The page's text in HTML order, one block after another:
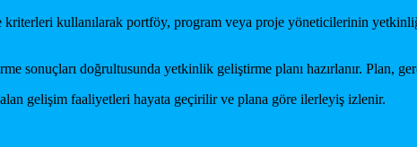
kriterleri kullanılarak portföy, program veya proje yöneticilerinin
sonuçları doğrultusunda yetkinlik geliştirme planı hazırlanır. Plan,
gelişim faaliyetleri hayata geçirilir ve plana göre ilerleyiş izlenir.